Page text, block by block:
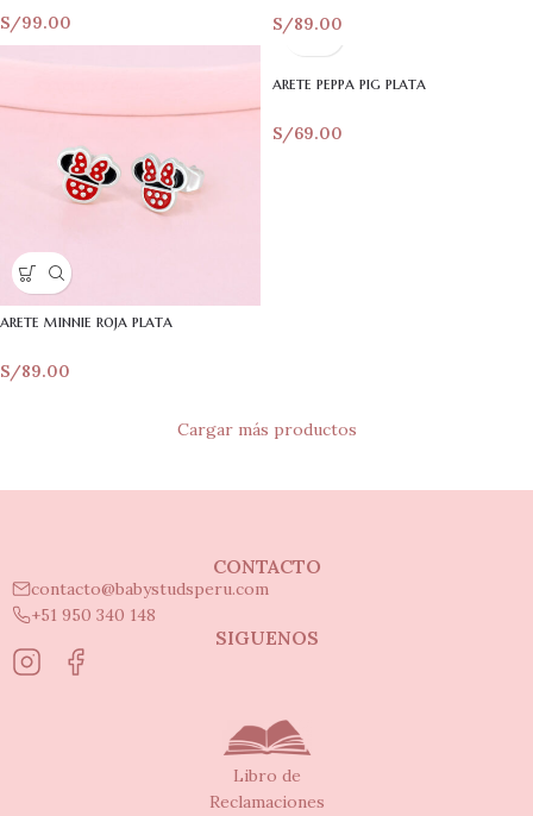
S/99.00 S/89.00
arete minnie roja plata
S/89.00
arete peppa pig plata
S/69.00
Cargar más productos
CONTACTO
contacto@babystudsperu.com
+51 950 340 148
SIGUENOS
Libro de
Reclamaciones